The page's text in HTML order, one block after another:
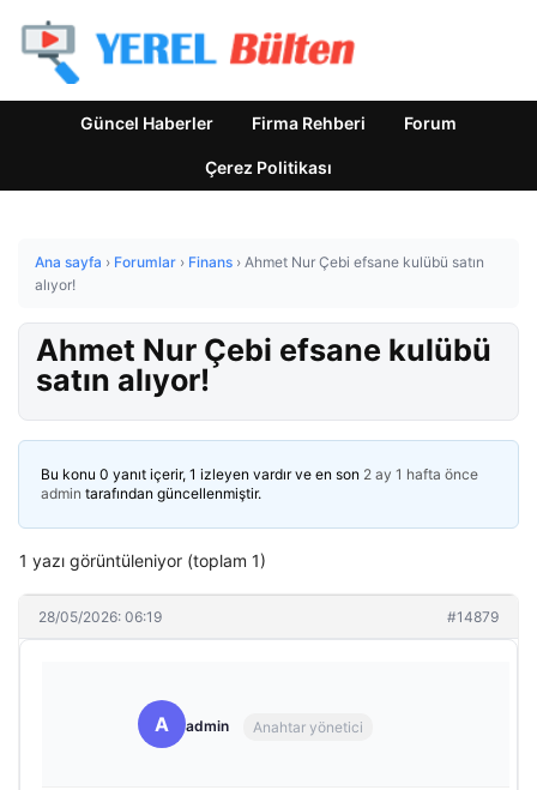
Güncel Haberler Firma Rehberi Forum
Çerez Politikası
Ana sayfa › Forumlar › Finans › Ahmet Nur Çebi efsane kulübü satın
alıyor!
Ahmet Nur Çebi efsane kulübü
satın alıyor!
Bu konu 0 yanıt içerir, 1 izleyen vardır ve en son 2 ay 1 hafta önce
admin tarafından güncellenmiştir.
1 yazı görüntüleniyor (toplam 1)
28/05/2026: 06:19 #14879
A admin Anahtar yönetici